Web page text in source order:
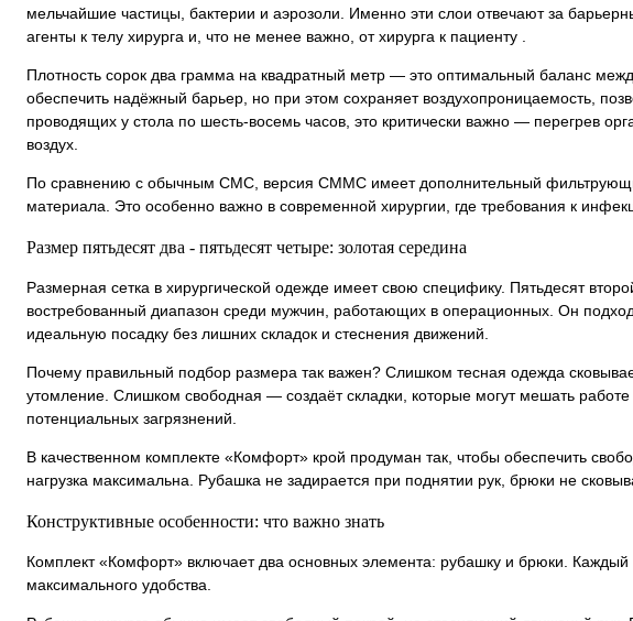
мельчайшие частицы, бактерии и аэрозоли. Именно эти слои отвечают за
агенты к телу хирурга и, что не менее важно, от хирурга к пациенту .
Плотность сорок два грамма на квадратный метр — это оптимальный баланс
обеспечить надёжный барьер, но при этом сохраняет воздухопроницаемость,
проводящих у стола по шесть-восемь часов, это критически важно — перегрев
воздух.
По сравнению с обычным СМС, версия СММС имеет дополнительный
материала. Это особенно важно в современной хирургии, где требования к
Размер пятьдесят два - пятьдесят четыре: золотая середина
Размерная сетка в хирургической одежде имеет свою специфику. Пятьдесят
востребованный диапазон среди мужчин, работающих в операционных. Он
идеальную посадку без лишних складок и стеснения движений.
Почему правильный подбор размера так важен? Слишком тесная одежда
утомление. Слишком свободная — создаёт складки, которые могут мешать
потенциальных загрязнений.
В качественном комплекте «Комфорт» крой продуман так, чтобы обеспечить
нагрузка максимальна. Рубашка не задирается при поднятии рук, брюки не
Конструктивные особенности: что важно знать
Комплект «Комфорт» включает два основных элемента: рубашку и брюки.
максимального удобства.